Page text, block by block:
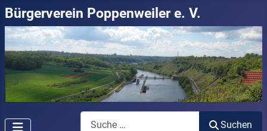
Bürgerverein Poppenweiler e. V.
Suchen
Suchen